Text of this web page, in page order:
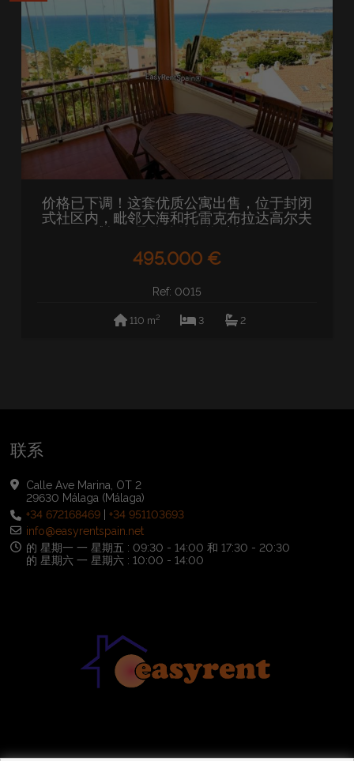
价格已下调！这套优质公寓出售，位于封闭
式社区内，毗邻大海和托雷克布拉达高尔夫
球场，是绝佳的投资选择。
495.000 €
Ref: 0015
110 m2 3 2
联系
Calle Ave Marina, OT 2
29630 Málaga (Málaga)
+34 672168469 |+34 951103693
info@easyrentspain.net
的 星期一 一 星期五 : 09:30 - 14:00 和 17:30 - 20:30
的 星期六 一 星期六 : 10:00 - 14:00